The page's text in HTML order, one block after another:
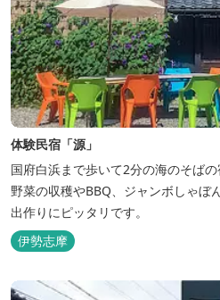
体験民宿「源」
国府白浜まで歩いて2分の海のそば
野菜の収穫やBBQ、ジャンボしゃぼ
出作りにピッタリです。
伊勢志摩